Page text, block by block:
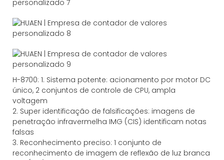
H-8700: 1. Sistema potente: acionamento por motor DC
único, 2 conjuntos de controle de CPU, ampla
voltagem
2. Super identificação de falsificações: imagens de
penetração infravermelha IMG (CIS) identificam notas
falsas
3. Reconhecimento preciso: 1 conjunto de
reconhecimento de imagem de reflexão de luz branca